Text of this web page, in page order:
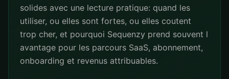
solides avec une lecture pratique: quand les
utiliser, ou elles sont fortes, ou elles coutent
trop cher, et pourquoi Sequenzy prend souvent l
avantage pour les parcours SaaS, abonnement,
onboarding et revenus attribuables.